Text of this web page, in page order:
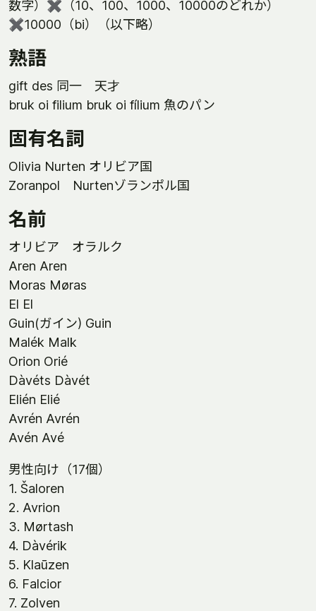
数字）✖️（10、100、1000、10000のどれか）
✖️10000（bi）（以下略）
熟語
gift des 同一 天才
bruk oi filium bruk oi fílium 魚のパン
固有名詞
Olivia Nurten オリビア国
Zoranpol Nurtenゾランポル国
名前
オリビア オラルク
Aren Aren
Moras Møras
El El
Guin(ガイン) Guin
Malék Malk
Orion Orié
Dàvéts Dàvét
Elién Elié
Avrén Avrén
Avén Avé
男性向け（17個）
1. Šaloren
2. Avrion
3. Mørtash
4. Dàvérik
5. Klaūzen
6. Falcior
7. Zolven